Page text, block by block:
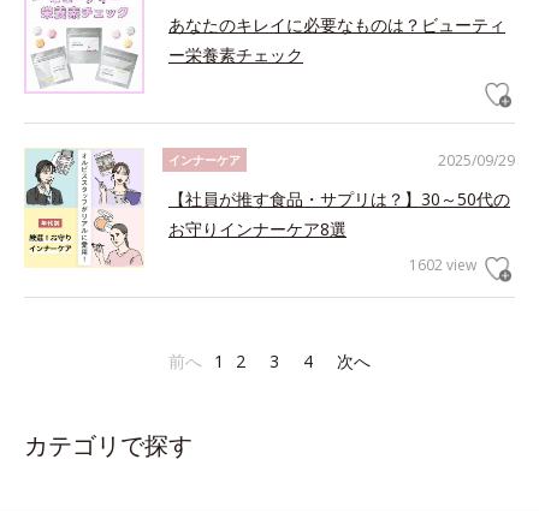
あなたのキレイに必要なものは？ビューティ
ー栄養素チェック
2025/09/29
インナーケア
【社員が推す食品・サプリは？】30～50代の
お守りインナーケア8選
1602 view
前へ 1 2 3 4 次へ
カテゴリで探す